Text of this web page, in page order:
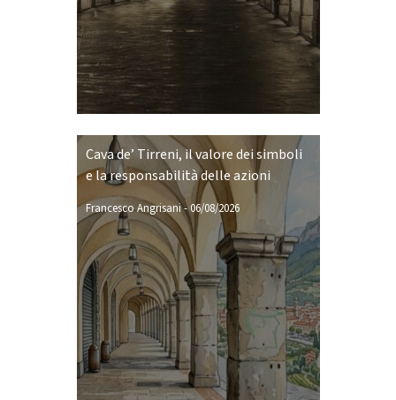
Cava de’ Tirreni, il valore dei simboli
e la responsabilità delle azioni
Francesco Angrisani-06/08/2026